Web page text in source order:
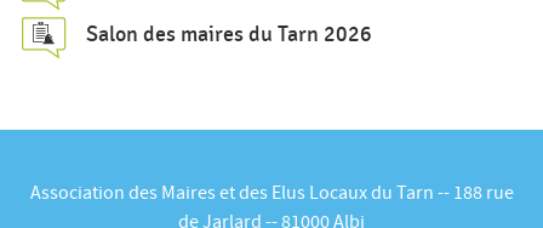
Salon des maires du Tarn 2026
Association des Maires et des Elus Locaux du Tarn -- 188 rue
de Jarlard -- 81000 Albi